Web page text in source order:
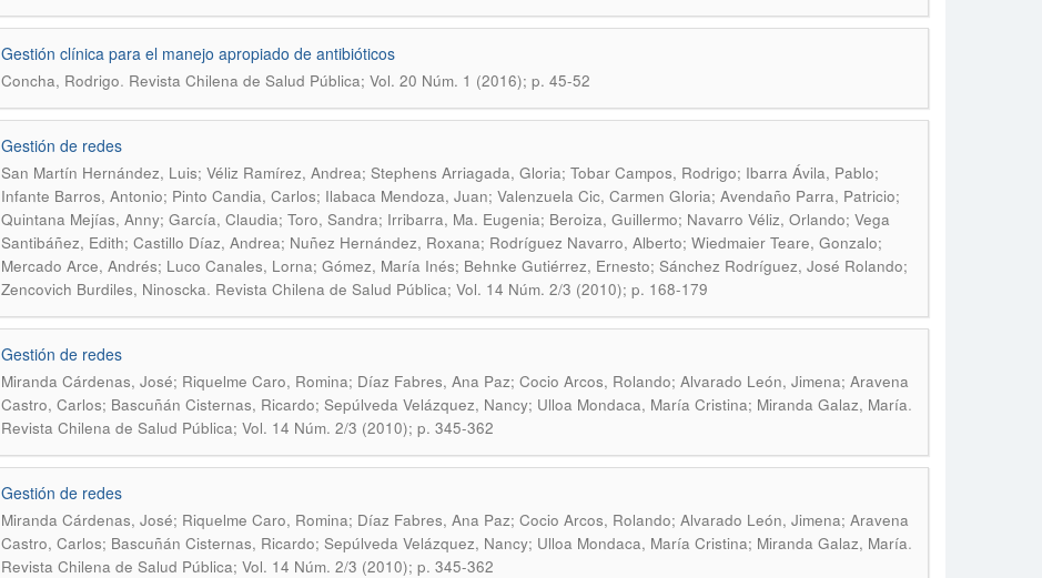
Gestión clínica para el manejo apropiado de antibióticos
Concha, Rodrigo. Revista Chilena de Salud Pública; Vol. 20 Núm. 1 (2016); p. 45-52
Gestión de redes
San Martín Hernández, Luis; Véliz Ramírez, Andrea; Stephens Arriagada, Gloria; Tobar Campos, Rodrigo; Ibarra Ávila, Pablo;
Infante Barros, Antonio; Pinto Candia, Carlos; Ilabaca Mendoza, Juan; Valenzuela Cic, Carmen Gloria; Avendaño Parra, Patricio;
Quintana Mejías, Anny; García, Claudia; Toro, Sandra; Irribarra, Ma. Eugenia; Beroiza, Guillermo; Navarro Véliz, Orlando; Vega
Santibáñez, Edith; Castillo Díaz, Andrea; Nuñez Hernández, Roxana; Rodríguez Navarro, Alberto; Wiedmaier Teare, Gonzalo;
Mercado Arce, Andrés; Luco Canales, Lorna; Gómez, María Inés; Behnke Gutiérrez, Ernesto; Sánchez Rodríguez, José Rolando;
Zencovich Burdiles, Ninoscka. Revista Chilena de Salud Pública; Vol. 14 Núm. 2/3 (2010); p. 168-179
Gestión de redes
Miranda Cárdenas, José; Riquelme Caro, Romina; Díaz Fabres, Ana Paz; Cocio Arcos, Rolando; Alvarado León, Jimena; Aravena
Castro, Carlos; Bascuñán Cisternas, Ricardo; Sepúlveda Velázquez, Nancy; Ulloa Mondaca, María Cristina; Miranda Galaz, María.
Revista Chilena de Salud Pública; Vol. 14 Núm. 2/3 (2010); p. 345-362
Gestión de redes
Miranda Cárdenas, José; Riquelme Caro, Romina; Díaz Fabres, Ana Paz; Cocio Arcos, Rolando; Alvarado León, Jimena; Aravena
Castro, Carlos; Bascuñán Cisternas, Ricardo; Sepúlveda Velázquez, Nancy; Ulloa Mondaca, María Cristina; Miranda Galaz, María.
Revista Chilena de Salud Pública; Vol. 14 Núm. 2/3 (2010); p. 345-362